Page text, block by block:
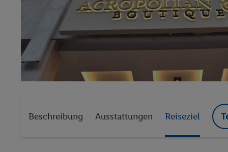
Beschreibung Ausstattungen Reiseziel